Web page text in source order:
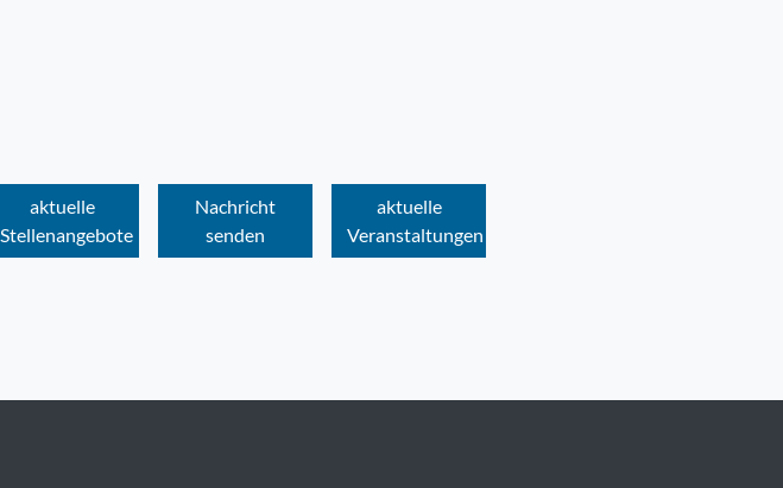
aktuelle
Stellenangebote
Nachricht
senden
aktuelle
Veranstaltungen